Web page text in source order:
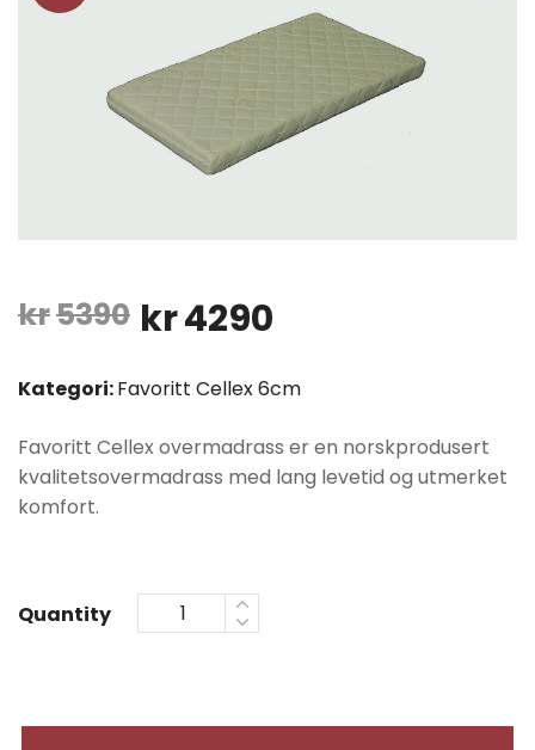
kr5390 Opprinnelig
pris
kr5390.
kr4290
pris
kr4290.
Kategori:Favoritt Cellex 6cm
Favoritt Cellex overmadrass er en norskprodusert
kvalitetsovermadrass med lang levetid og utmerket
komfort.
Quantity